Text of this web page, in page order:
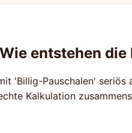
entstehen die
'Billig-Pauschalen'
Kalkulation